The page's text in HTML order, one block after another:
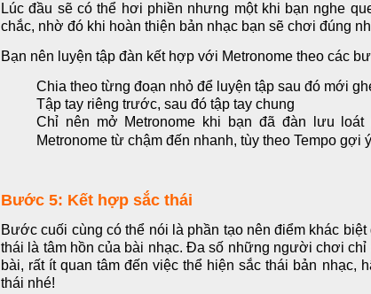
Lúc đầu sẽ có thể hơi phiền nhưng một khi bạn nghe
chắc, nhờ đó khi hoàn thiện bản nhạc bạn sẽ chơi đúng
Bạn nên luyện tập đàn kết hợp với Metronome theo các
Chia theo từng đoạn nhỏ để luyện tập sau đó mới
Tập tay riêng trước, sau đó tập tay chung
Chỉ nên mở Metronome khi bạn đã đàn lưu
Metronome từ chậm đến nhanh, tùy theo Tempo gợi
Bước 5: Kết hợp sắc thái
Bước cuối cùng có thể nói là phần tạo nên điểm khác
thái là tâm hồn của bài nhạc. Đa số những người chơi
bài, rất ít quan tâm đến việc thể hiện sắc thái bản nhạc,
thái nhé!